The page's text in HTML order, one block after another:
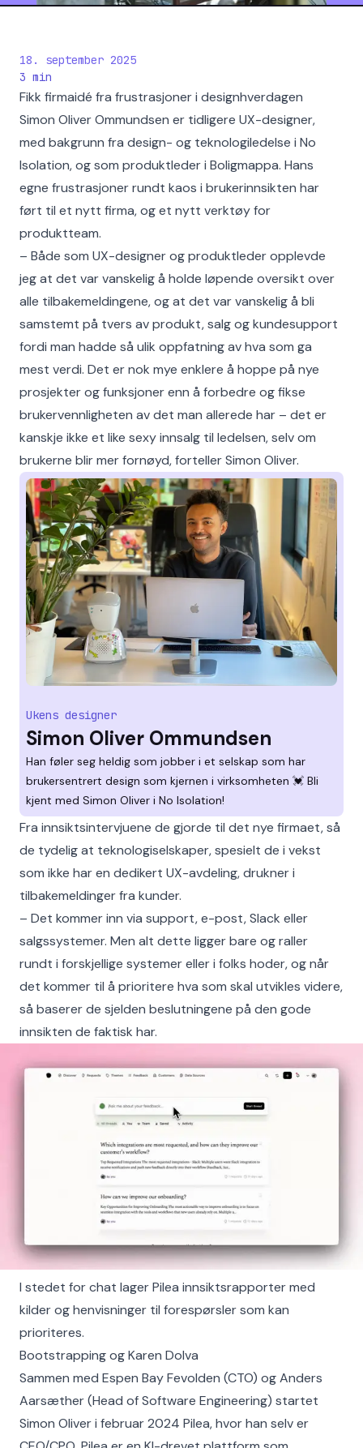
18. september 2025
3 min
Fikk firmaidé fra frustrasjoner i designhverdagen
Simon Oliver Ommundsen er tidligere UX-designer,
med bakgrunn fra design- og teknologiledelse i No
Isolation, og som produktleder i Boligmappa. Hans
egne frustrasjoner rundt kaos i brukerinnsikten har
ført til et nytt firma, og et nytt verktøy for
produktteam.
– Både som UX-designer og produktleder opplevde
jeg at det var vanskelig å holde løpende oversikt over
alle tilbakemeldingene, og at det var vanskelig å bli
samstemt på tvers av produkt, salg og kundesupport
fordi man hadde så ulik oppfatning av hva som ga
mest verdi. Det er nok mye enklere å hoppe på nye
prosjekter og funksjoner enn å forbedre og fikse
brukervennligheten av det man allerede har – det er
kanskje ikke et like sexy innsalg til ledelsen, selv om
brukerne blir mer fornøyd, forteller Simon Oliver.
Ukens designer
Simon Oliver Ommundsen
Han føler seg heldig som jobber i et selskap som har
brukersentrert design som kjernen i virksomheten 💓 Bli
kjent med Simon Oliver i No Isolation!
Fra innsiktsintervjuene de gjorde til det nye firmaet, så
de tydelig at teknologiselskaper, spesielt de i vekst
som ikke har en dedikert UX-avdeling, drukner i
tilbakemeldinger fra kunder.
– Det kommer inn via support, e-post, Slack eller
salgssystemer. Men alt dette ligger bare og raller
rundt i forskjellige systemer eller i folks hoder, og når
det kommer til å prioritere hva som skal utvikles videre,
så baserer de sjelden beslutningene på den gode
innsikten de faktisk har.
I stedet for chat lager Pilea innsiktsrapporter med
kilder og henvisninger til forespørsler som kan
prioriteres.
Bootstrapping og Karen Dolva
Sammen med Espen Bay Fevolden (CTO) og Anders
Aarsæther (Head of Software Engineering) startet
Simon Oliver i februar 2024 Pilea, hvor han selv er